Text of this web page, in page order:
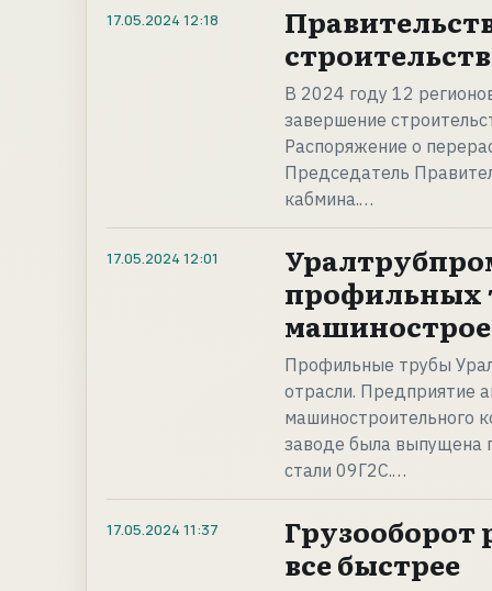
17.05.2024 12:18
В 2024 году 12
завершение
Распоряжение о
Председатель
кабмина.…
17.05.2024 12:01
профильных
Профильные трубы
отрасли. Предприятие
машиностроительного
заводе была выпущена
стали 09Г2С.…
17.05.2024 11:37
Грузооборот
все быстрее